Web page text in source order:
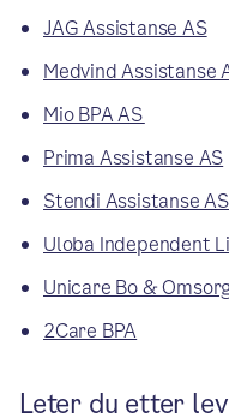
JAG Assistanse AS
Medvind Assistanse
Mio BPA AS
Prima Assistanse AS
Stendi Assistanse AS
Uloba Independent
Unicare Bo &
2Care BPA
Leter du etter